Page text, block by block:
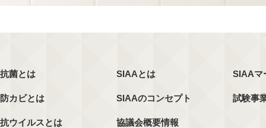
抗菌とは
防カビとは
抗ウイルスとは
SIAAとは
SIAAのコンセプト
協議会概要情報
SIAAマ
試験事